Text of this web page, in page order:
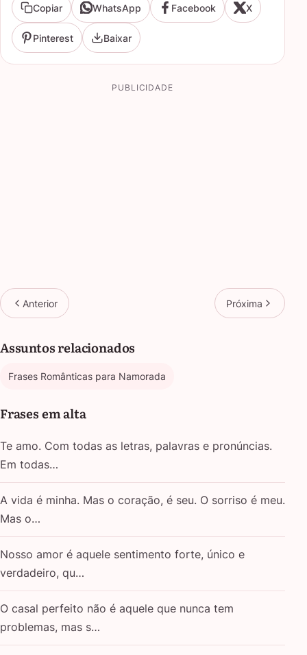
Copiar WhatsApp Facebook X
Pinterest Baixar
PUBLICIDADE
Anterior Próxima
Assuntos relacionados
Frases Românticas para Namorada
Frases em alta
Te amo. Com todas as letras, palavras e pronúncias.
Em todas…
A vida é minha. Mas o coração, é seu. O sorriso é meu.
Mas o…
Nosso amor é aquele sentimento forte, único e
verdadeiro, qu…
O casal perfeito não é aquele que nunca tem
problemas, mas s…